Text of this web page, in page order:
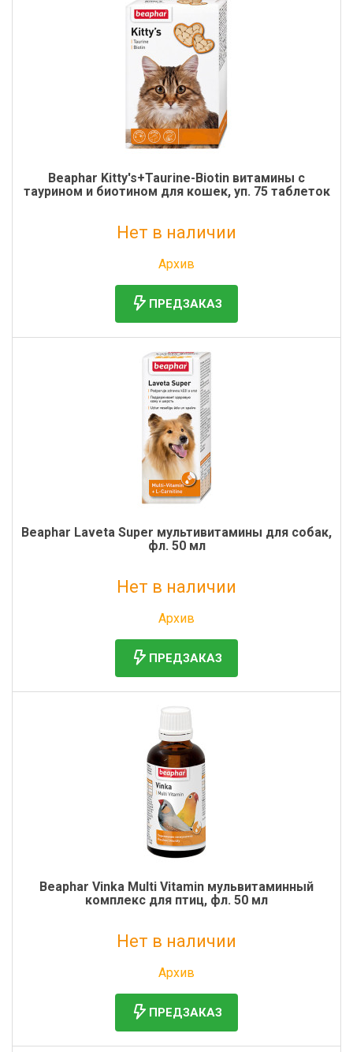
Beaphar Kitty's+Taurine-Biotin витамины с
таурином и биотином для кошек, уп. 75 таблеток
Нет в наличии
Архив
ПРЕДЗАКАЗ
Beaphar Laveta Super мультивитамины для собак,
фл. 50 мл
Нет в наличии
Архив
ПРЕДЗАКАЗ
Beaphar Vinka Multi Vitamin мульвитаминный
комплекс для птиц, фл. 50 мл
Нет в наличии
Архив
ПРЕДЗАКАЗ